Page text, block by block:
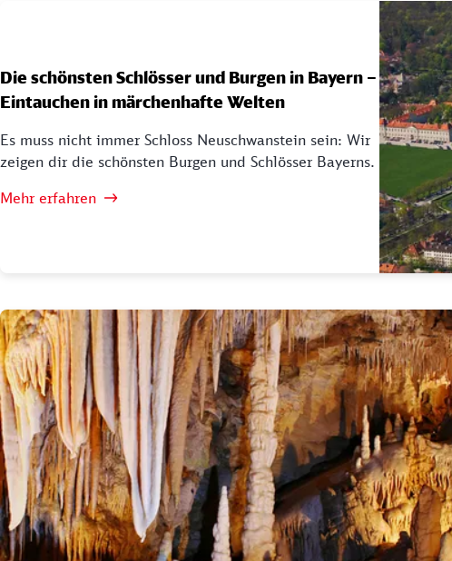
Die schönsten Schlösser und Burgen in Bayern –
Eintauchen in märchenhafte Welten
Es muss nicht immer Schloss Neuschwanstein sein: Wir
zeigen dir die schönsten Burgen und Schlösser Bayerns.
Mehr erfahren